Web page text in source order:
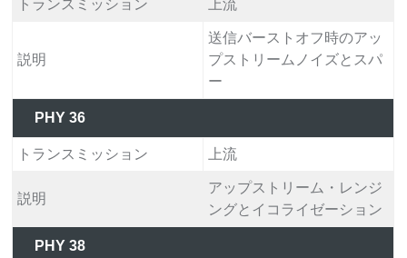
トランスミッション 上流
説明
送信バーストオフ時のアッ
プストリームノイズとスパ
ー
PHY 36
トランスミッション 上流
説明
アップストリーム・レンジ
ングとイコライゼーション
PHY 38